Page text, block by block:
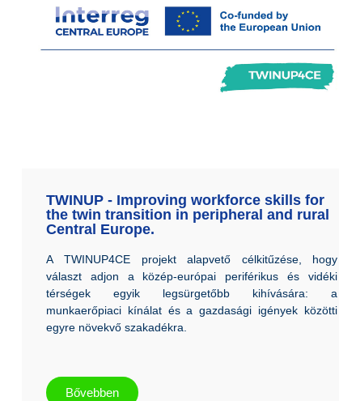
TWINUP - Improving workforce skills for
the twin transition in peripheral and rural
Central Europe.
A TWINUP4CE projekt alapvető célkitűzése, hogy
választ adjon a közép-európai periférikus és vidéki
térségek egyik legsürgetőbb kihívására: a
munkaerőpiaci kínálat és a gazdasági igények közötti
egyre növekvő szakadékra.
Bővebben